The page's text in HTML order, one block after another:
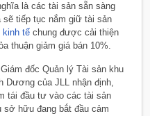
là các tài sản sẵn sàng
sẽ tiếp tục nắm giữ tài sản
kinh tế chung được cải thiện
thuận giảm giá bán 10%.
đốc Quản lý Tài sản khu
Dương của JLL nhận định,
tái đầu tư vào các tài sản
sở hữu đang bắt đầu cảm